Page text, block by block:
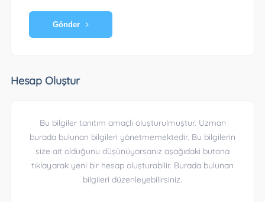
Gönder
Hesap Oluştur
Bu bilgiler tanıtım amaçlı oluşturulmuştur. Uzman
burada bulunan bilgileri yönetmemektedir. Bu bilgilerin
size ait olduğunu düşünüyorsanız aşağıdaki butona
tıklayarak yeni bir hesap oluşturabilir. Burada bulunan
bilgileri düzenleyebilirsiniz.